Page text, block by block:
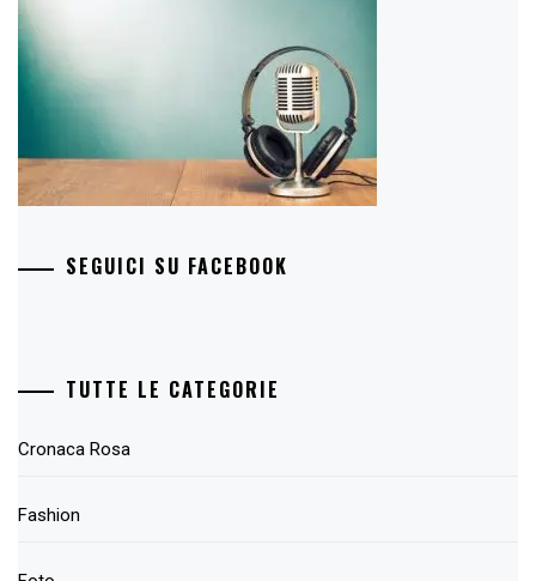
SEGUICI SU FACEBOOK
TUTTE LE CATEGORIE
Cronaca Rosa
Fashion